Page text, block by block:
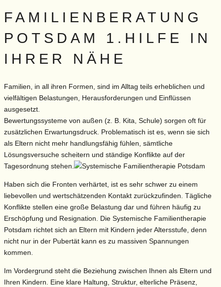
FAMILIENBERATUNG
POTSDAM 1.HILFE IN
IHRER NÄHE
Familien, in all ihren Formen, sind im Alltag teils erheblichen und
vielfältigen Belastungen, Herausforderungen und Einflüssen
ausgesetzt.
Bewertungssysteme von außen (z. B. Kita, Schule) sorgen oft für
zusätzlichen Erwartungsdruck. Problematisch ist es, wenn sie sich
als Eltern nicht mehr handlungsfähig fühlen, sämtliche
Lösungsversuche scheitern und ständige Konflikte auf der
Tagesordnung stehen.
Haben sich die Fronten verhärtet, ist es sehr schwer zu einem
liebevollen und wertschätzenden Kontakt zurückzufinden. Tägliche
Konflikte stellen eine große Belastung dar und führen häufig zu
Erschöpfung und Resignation. Die Systemische Familientherapie
Potsdam richtet sich an Eltern mit Kindern jeder Altersstufe, denn
nicht nur in der Pubertät kann es zu massiven Spannungen
kommen.
Im Vordergrund steht die Beziehung zwischen Ihnen als Eltern und
Ihren Kindern. Eine klare Haltung, Struktur, elterliche Präsenz,